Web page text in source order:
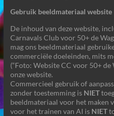
Gebruik beeldmateriaal website
De inhoud van deze website,
Carnavals Club voor 50+ de
mag ons beeldmateriaal
commerciële doeleinden, mits
(“Foto: Website CC voor 50+ de
onze website.
Commercieel gebruik of
zonder toestemming is NIET
beeldmateriaal voor het maken
voor het trainen van AI is NIET